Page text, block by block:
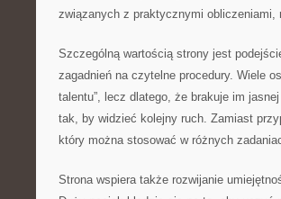
związanych z praktycznymi obliczeniami,
Szczególną wartością strony jest
zagadnień na czytelne procedury. Wiele
talentu”, lecz dlatego, że brakuje im
tak, by widzieć kolejny ruch. Zamiast
który można stosować w różnych
Strona wspiera także rozwijanie